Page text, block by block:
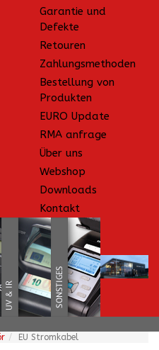
Garantie und
Defekte
Retouren
Zahlungsmethoden
Bestellung von
Produkten
EURO Update
RMA anfrage
Über uns
Webshop
Downloads
Kontakt
EU Stromkabel